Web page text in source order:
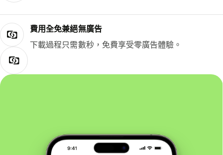
費用全免兼絕無廣告
下載過程只需數秒，免費享受零廣告體驗。